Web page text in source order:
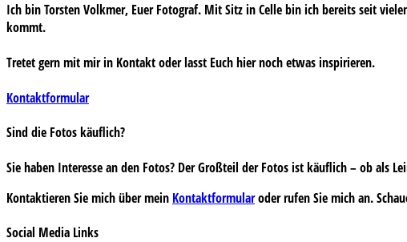
Ich bin Torsten Volkmer, Euer Fotograf. Mit Sitz in Celle bin ich bereits seit
kommt.
Tretet gern mit mir in Kontakt oder lasst Euch hier noch etwas inspirieren.
Kontaktformular
Sind die Fotos käuflich?
Sie haben Interesse an den Fotos? Der Großteil der Fotos ist käuflich – ob als
Kontaktieren Sie mich über mein Kontaktformularoder rufen Sie mich an.
Social Media Links